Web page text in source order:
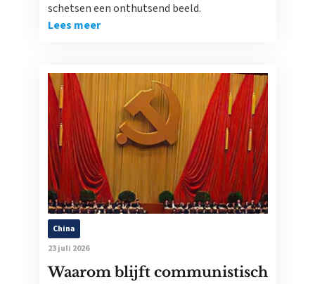
schetsen een onthutsend beeld.
Lees meer
China
23 juli 2026
Waarom blijft communistisch